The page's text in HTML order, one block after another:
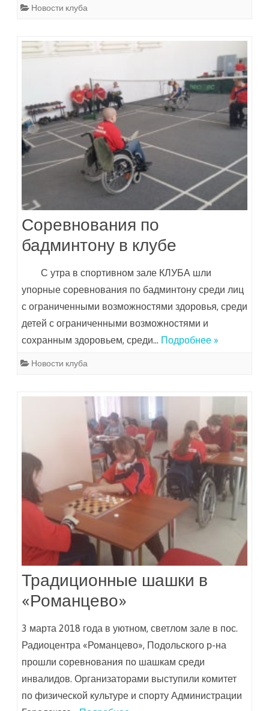
Новости клуба
Соревнования по
бадминтону в клубе
С утра в спортивном зале КЛУБА шли
упорные соревнования по бадминтону среди лиц
с ограниченными возможностями здоровья, среди
детей с ограниченными возможностями и
сохранным здоровьем, среди… Подробнее »
Новости клуба
Традиционные шашки в
«Романцево»
3 марта 2018 года в уютном, светлом зале в пос.
Радиоцентра «Романцево», Подольского р-на
прошли соревнования по шашкам среди
инвалидов. Организаторами выступили комитет
по физической культуре и спорту Администрации